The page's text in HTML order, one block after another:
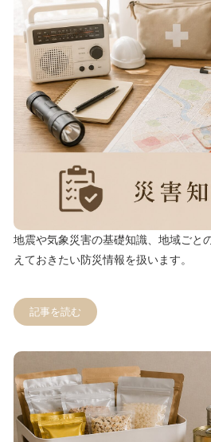
地震や気象災害の基礎知識、地域ごと
えておきたい防災情報を扱います。
記事を読む